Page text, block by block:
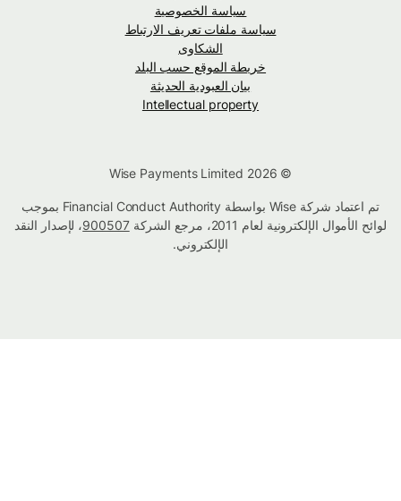
سياسة الخصوصية
سياسة ملفات تعريف الارتباط
الشكاوى
خريطة الموقع حسب البلد
بيان العبودية الحديثة
Intellectual property
تم اعتماد شركة Wise بواسطة Financial Conduct Authority بموجب
لوائح الأموال الإلكترونية لعام 2011، مرجع الشركة
900507، لإصدار النقد
الإلكتروني.